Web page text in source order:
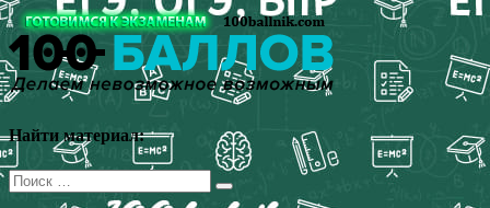
Перейти
к
содержимому
Найти материал:
Поиск
для: